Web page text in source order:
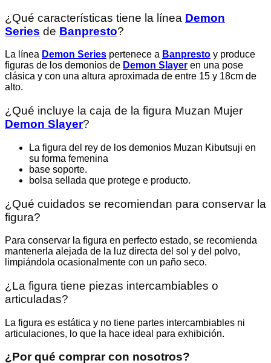
¿Qué características tiene la línea Demon
Series de Banpresto?
La línea Demon Series pertenece a Banpresto y produce
figuras de los demonios de Demon Slayer en una pose
clásica y con una altura aproximada de entre 15 y 18cm de
alto.
¿Qué incluye la caja de la figura Muzan Mujer
Demon Slayer?
La figura del rey de los demonios Muzan Kibutsuji en
su forma femenina
base soporte.
bolsa sellada que protege e producto.
¿Qué cuidados se recomiendan para conservar la
figura?
Para conservar la figura en perfecto estado, se recomienda
mantenerla alejada de la luz directa del sol y del polvo,
limpiándola ocasionalmente con un paño seco.
¿La figura tiene piezas intercambiables o
articuladas?
La figura es estática y no tiene partes intercambiables ni
articulaciones, lo que la hace ideal para exhibición.
¿Por qué comprar con nosotros?